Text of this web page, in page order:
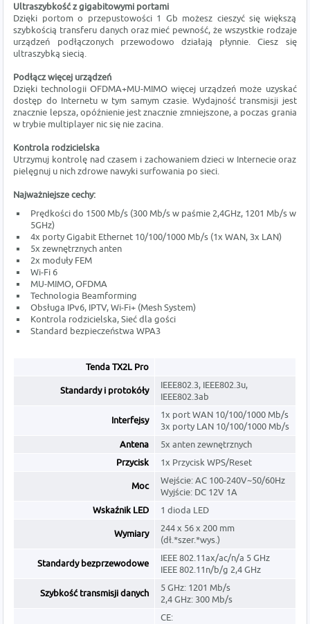
Ultraszybkość z gigabitowymi portami
Dzięki portom o przepustowości 1 Gb możesz cieszyć się większą
szybkością transferu danych oraz mieć pewność, że wszystkie rodzaje
urządzeń podłączonych przewodowo działają płynnie. Ciesz się
ultraszybką siecią.
Podłącz więcej urządzeń
Dzięki technologii OFDMA+MU-MIMO więcej urządzeń może uzyskać
dostęp do Internetu w tym samym czasie. Wydajność transmisji jest
znacznie lepsza, opóźnienie jest znacznie zmniejszone, a poczas grania
w trybie multiplayer nic się nie zacina.
Kontrola rodzicielska
Utrzymuj kontrolę nad czasem i zachowaniem dzieci w Internecie oraz
pielęgnuj u nich zdrowe nawyki surfowania po sieci.
Najważniejsze cechy:
Prędkości do 1500 Mb/s (300 Mb/s w paśmie 2,4GHz, 1201 Mb/s w
5GHz)
4x porty Gigabit Ethernet 10/100/1000 Mb/s (1x WAN, 3x LAN)
5x zewnętrznych anten
2x moduły FEM
Wi-Fi 6
MU-MIMO, OFDMA
Technologia Beamforming
Obsługa IPv6, IPTV, Wi-Fi+ (Mesh System)
Kontrola rodzicielska, Sieć dla gości
Standard bezpieczeństwa WPA3
Tenda TX2L Pro
Standardy i protokóły
IEEE802.3, IEEE802.3u,
IEEE802.3ab
Interfejsy
1x port WAN 10/100/1000 Mb/s
3x porty LAN 10/100/1000 Mb/s
Antena
5x anten zewnętrznych
Przycisk
1x Przycisk WPS/Reset
Moc
Wejście: AC 100-240V~50/60Hz
Wyjście: DC 12V 1A
Wskaźnik LED
1 dioda LED
Wymiary
244 x 56 x 200 mm
(dł.*szer.*wys.)
Standardy bezprzewodowe
IEEE 802.11ax/ac/n/a 5 GHz
IEEE 802.11n/b/g 2,4 GHz
Szybkość transmisji danych
5 GHz: 1201 Mb/s
2,4 GHz: 300 Mb/s
CE: